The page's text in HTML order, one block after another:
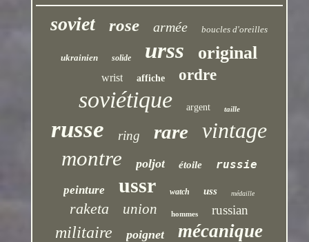
soviet rose armée boucles d'oreilles
ukrainien solide urss original
wrist affiche ordre
soviétique argent taille
russe ring rare vintage
montre poljot étoile
russie
peinture
ussr watch uss médaille
raketa union hommes russian
militaire poignet mécanique